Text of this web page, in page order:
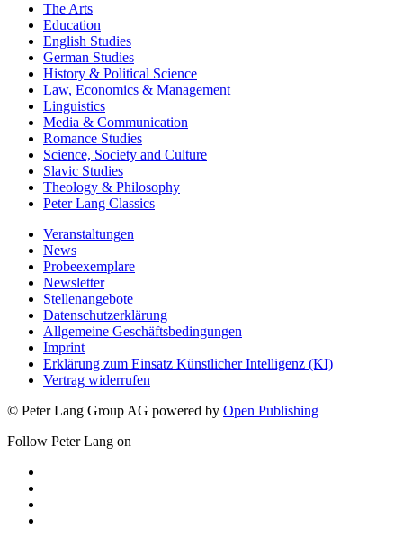
The Arts
Education
English Studies
German Studies
History & Political Science
Law, Economics & Management
Linguistics
Media & Communication
Romance Studies
Science, Society and Culture
Slavic Studies
Theology & Philosophy
Peter Lang Classics
Veranstaltungen
News
Probeexemplare
Newsletter
Stellenangebote
Datenschutzerklärung
Allgemeine Geschäftsbedingungen
Imprint
Erklärung zum Einsatz Künstlicher Intelligenz (KI)
Vertrag widerrufen
© Peter Lang Group AG powered by Open Publishing
Follow Peter Lang on